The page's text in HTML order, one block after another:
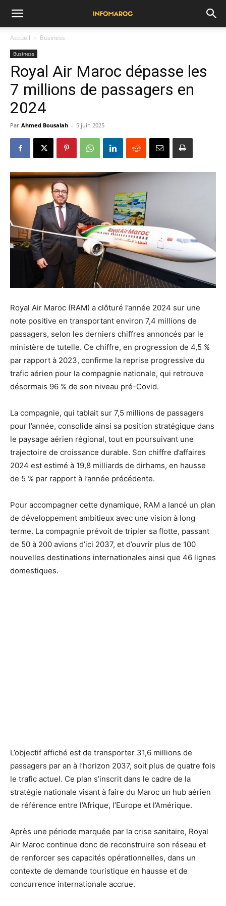
Accueil Business
Business
Royal Air Maroc dépasse les
7 millions de passagers en
2024
Par Ahmed Bousalah - 5 juin 2025
Royal Air Maroc (RAM) a clôturé l’année 2024 sur une
note positive en transportant environ 7,4 millions de
passagers, selon les derniers chiffres annoncés par le
ministère de tutelle. Ce chiffre, en progression de 4,5 %
par rapport à 2023, confirme la reprise progressive du
trafic aérien pour la compagnie nationale, qui retrouve
désormais 96 % de son niveau pré-Covid.
La compagnie, qui tablait sur 7,5 millions de passagers
pour l’année, consolide ainsi sa position stratégique dans
le paysage aérien régional, tout en poursuivant une
trajectoire de croissance durable. Son chiffre d’affaires
2024 est estimé à 19,8 milliards de dirhams, en hausse
de 5 % par rapport à l’année précédente.
Pour accompagner cette dynamique, RAM a lancé un plan
de développement ambitieux avec une vision à long
terme. La compagnie prévoit de tripler sa flotte, passant
de 50 à 200 avions d’ici 2037, et d’ouvrir plus de 100
nouvelles destinations internationales ainsi que 46 lignes
domestiques.
L’objectif affiché est de transporter 31,6 millions de
passagers par an à l’horizon 2037, soit plus de quatre fois
le trafic actuel. Ce plan s’inscrit dans le cadre de la
stratégie nationale visant à faire du Maroc un hub aérien
de référence entre l’Afrique, l’Europe et l’Amérique.
Après une période marquée par la crise sanitaire, Royal
Air Maroc continue donc de reconstruire son réseau et
de renforcer ses capacités opérationnelles, dans un
contexte de demande touristique en hausse et de
concurrence internationale accrue.